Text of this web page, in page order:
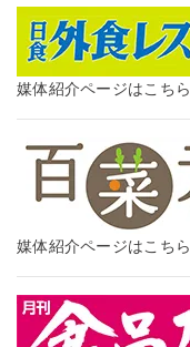
媒体紹介ページはこちら
媒体紹介ページはこちら